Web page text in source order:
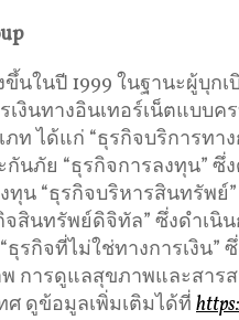
นในปี 1999 ในฐานะผู้บุก
งินทางอินเทอร์เน็ตแบบ
ภท ได้แก่ “ธุรกิจบริการทา
กันภัย “ธุรกิจการลงทุน”
ทุน “ธุรกิจบริหารสินทรัพ
จสินทรัพย์ดิจิทัล” ซึ่งดำเ
ธุรกิจที่ไม่ใช่ทางการเงิน”
การดูแลสุขภาพและสาร
ศ ดูข้อมูลเพิ่มเติมได้ที่